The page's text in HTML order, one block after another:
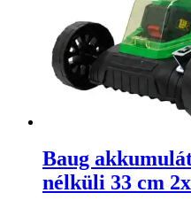
Baug
nélküli 33 cm